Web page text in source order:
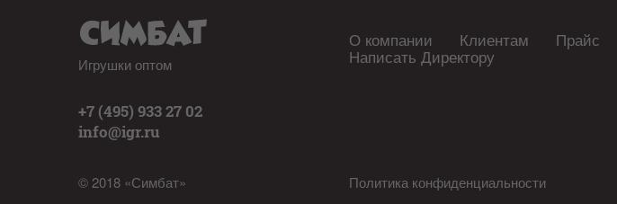
Игрушки оптом
+7 (495) 933 27 02
info@igr.ru
© 2018 «Симбат»
О компании Клиентам Прайс
Написать Директору
Политика конфиденциальности